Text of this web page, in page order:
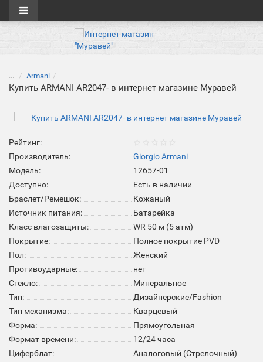
... Armani
Купить ARMANI AR2047- в интернет магазине Муравей
Рейтинг:
Производитель:
Giorgio Armani
Модель:
12657-01
Доступно:
Есть в наличии
Браслет/Ремешок:
Кожаный
Источник питания:
Батарейка
Класс влагозащиты:
WR 50 м (5 атм)
Покрытие:
Полное покрытие PVD
Пол:
Женский
Противоударные:
нет
Стекло:
Минеральное
Тип:
Дизайнерские/Fashion
Тип механизма:
Кварцевый
Форма:
Прямоугольная
Формат времени:
12/24 часа
Циферблат:
Аналоговый (Стрелочный)